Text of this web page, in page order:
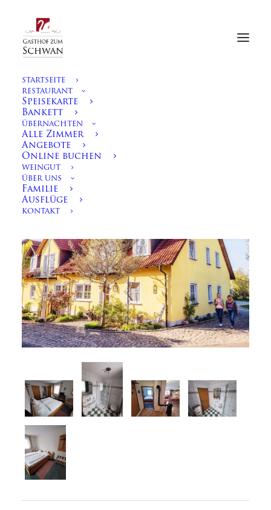
STARTSEITE
RESTAURANT
Speisekarte
Bankett
ÜBERNACHTEN
Alle Zimmer
Angebote
Online buchen
WEINGUT
ÜBER UNS
Familie
Ausflüge
KONTAKT
Pension St. Urban Zimmer
Standard
PENSION ST. URBAN